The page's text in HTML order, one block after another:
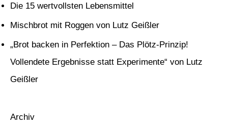
n
a
c
h
:
Die 15 wertvollsten Lebensmittel
Mischbrot mit Roggen von Lutz Geißler
„Brot backen in Perfektion – Das Plötz-Prinzip!
Vollendete Ergebnisse statt Experimente“ von Lutz
Geißler
Archiv